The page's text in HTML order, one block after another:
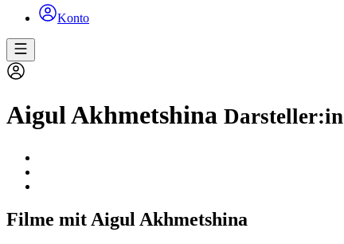
Konto
Aigul Akhmetshina Darsteller:in
Filme mit Aigul Akhmetshina